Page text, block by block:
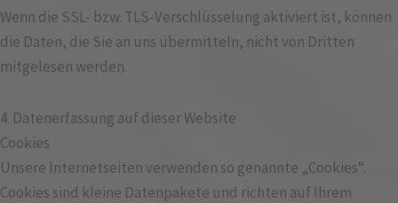
Wenn die SSL- bzw. TLS-Verschlüsselung aktiviert ist, können
die Daten, die Sie an uns übermitteln, nicht von Dritten
mitgelesen werden.
4. Datenerfassung auf dieser Website
Cookies
Unsere Internetseiten verwenden so genannte „Cookies“.
Cookies sind kleine Datenpakete und richten auf Ihrem